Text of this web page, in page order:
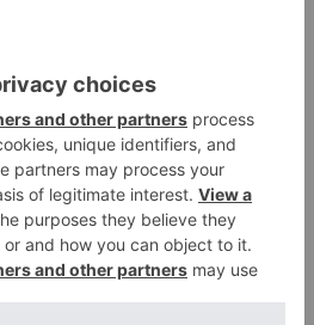
piden poner en marcha el
y crear oficinas de
provincial
recuperación